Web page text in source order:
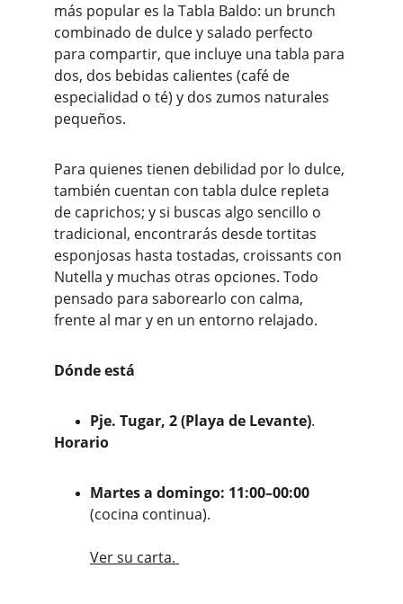
más popular es la Tabla Baldo: un brunch
combinado de dulce y salado perfecto
para compartir, que incluye una tabla para
dos, dos bebidas calientes (café de
especialidad o té) y dos zumos naturales
pequeños.
Para quienes tienen debilidad por lo dulce,
también cuentan con tabla dulce repleta
de caprichos; y si buscas algo sencillo o
tradicional, encontrarás desde tortitas
esponjosas hasta tostadas, croissants con
Nutella y muchas otras opciones. Todo
pensado para saborearlo con calma,
frente al mar y en un entorno relajado.
Dónde está
Pje. Tugar, 2 (Playa de Levante).
Horario
Martes a domingo: 11:00–00:00
(cocina continua).
Ver su carta.